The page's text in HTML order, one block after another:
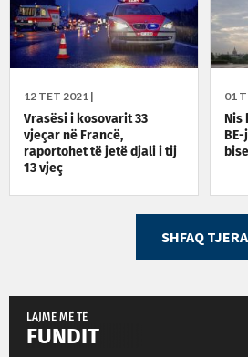
12 TET 2021 |
Vrasësi i kosovarit 33
vjeçar në Francë,
raportohet të jetë djali i tij
13 vjeç
01
Nis
SHFAQ TJERA
LAJME MË TË
FUNDIT